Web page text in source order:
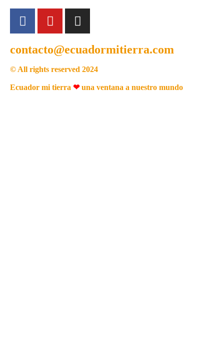
contacto@ecuadormitierra.com
© All rights reserved 2024
Ecuador mi tierra ❤una ventana a nuestro mundo